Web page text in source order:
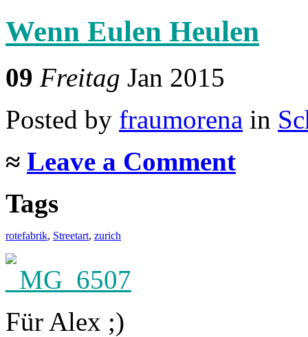
Wenn Eulen Heulen
09 Freitag Jan 2015
Posted by fraumorena in
≈ Leave a Comment
Tags
rotefabrik, Streetart, zurich
Für Alex ;)